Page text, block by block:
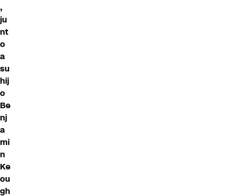
,
ju
nt
o
a
su
hij
o
Be
nj
a
mi
n
Ke
ou
gh